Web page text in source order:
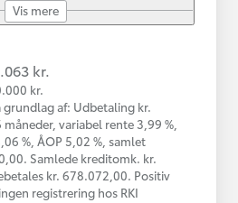
Vis mere
kr.
kr.
grundlag af: Udbetaling kr.
variabel rente 3,99 %,
%, ÅOP 5,02 %, samlet
Samlede kreditomk. kr.
kr. 678.072,00. Positiv
registrering hos RKI